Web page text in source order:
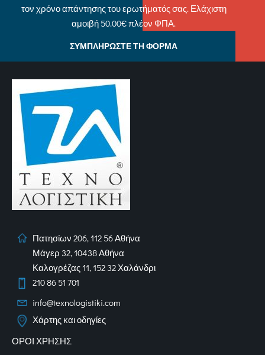
τον χρόνο απάντησης του ερωτήματός σας. Ελάχιστη
αμοιβή 50.00€ πλέον ΦΠΑ.
ΣΥΜΠΛΗΡΩΣΤΕ ΤΗ ΦΟΡΜΑ
Πατησίων 206, 112 56 Αθήνα
Μάγερ 32, 10438 Αθήνα
Καλογρέζας 11, 152 32 Χαλάνδρι
210 86 51 701
info@texnologistiki.com
Χάρτης και οδηγίες
ΟΡΟΙ ΧΡΗΣΗΣ